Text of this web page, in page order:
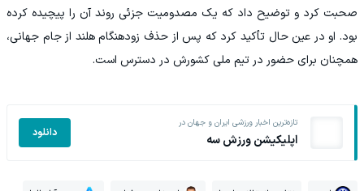
صحبت کرد و توضیح داد که یک مصدومیت جزئی روند آن را پیچیده کرده
بود. او در عین حال تأکید کرد که پس از حذف زودهنگام هلند از جام جهانی،
همچنان برای حضور در تیم ملی کشورش در دسترس است.
تازه‌ترین اخبار ورزشی ایران و جهان در
اپلیکیشن ورزش سه دانلود